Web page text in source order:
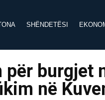
SHËNDETËSI
për burgjet
në